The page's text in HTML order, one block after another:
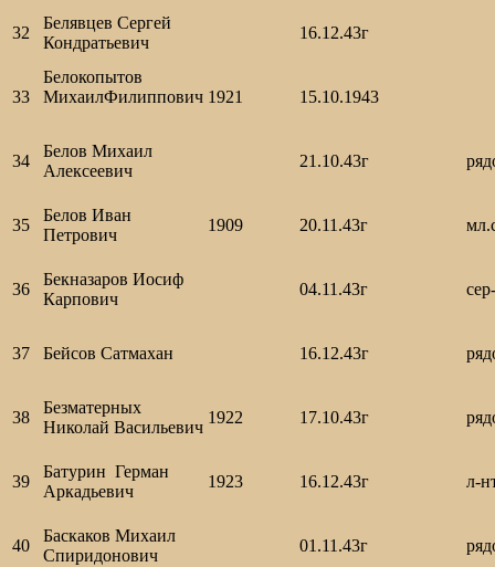
32
Белявцев Сергей
Кондратьевич
16.12.43г
33
Белокопытов
МихаилФилиппович 1921 15.10.1943
34
Белов Михаил
Алексеевич
21.10.43г
35
Белов Иван
Петрович
1909 20.11.43г
36
Бекназаров Иосиф
Карпович
04.11.43г
37 Бейсов Сатмахан 16.12.43г
38
Безматерных
Николай Васильевич
1922 17.10.43г
39
Батурин Герман
Аркадьевич
1923 16.12.43г л-
40
Баскаков Михаил
Спиридонович
01.11.43г